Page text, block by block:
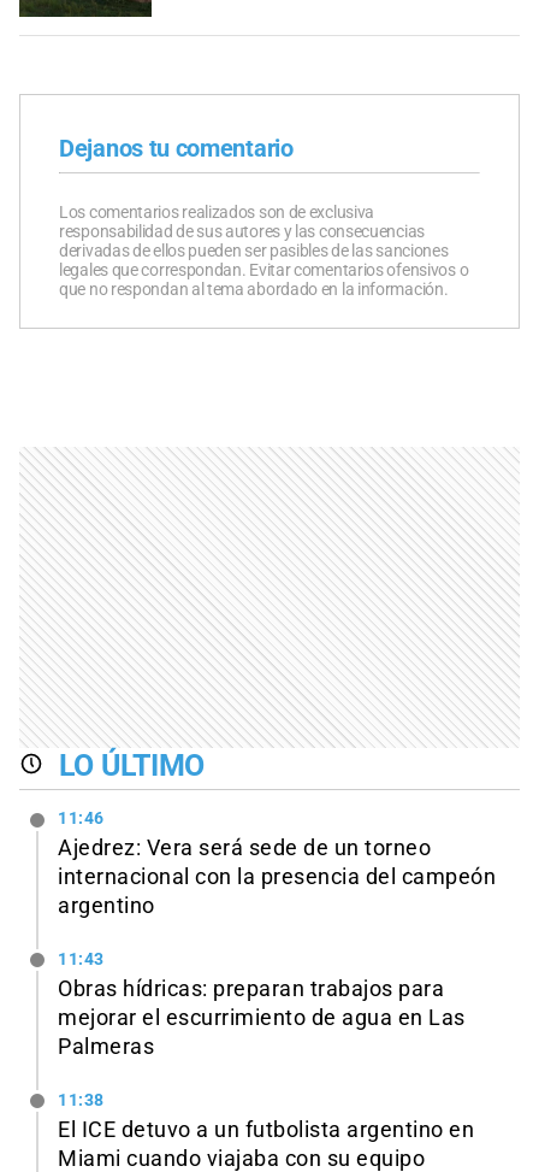
Dejanos tu comentario
Los comentarios realizados son de exclusiva
responsabilidad de sus autores y las consecuencias
derivadas de ellos pueden ser pasibles de las sanciones
legales que correspondan. Evitar comentarios ofensivos o
que no respondan al tema abordado en la información.
LO ÚLTIMO
11:46
Ajedrez: Vera será sede de un torneo
internacional con la presencia del campeón
argentino
11:43
Obras hídricas: preparan trabajos para
mejorar el escurrimiento de agua en Las
Palmeras
11:38
El ICE detuvo a un futbolista argentino en
Miami cuando viajaba con su equipo